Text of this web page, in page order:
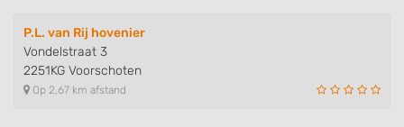
P.L. van Rij hovenier
Vondelstraat 3
2251KG Voorschoten
Op 2,67 km afstand